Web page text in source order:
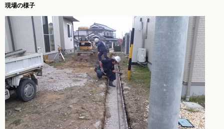
現場の様子